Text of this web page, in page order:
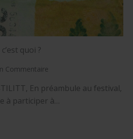
quoi ?
Commentaire
En préambule au festival,
à participer à…